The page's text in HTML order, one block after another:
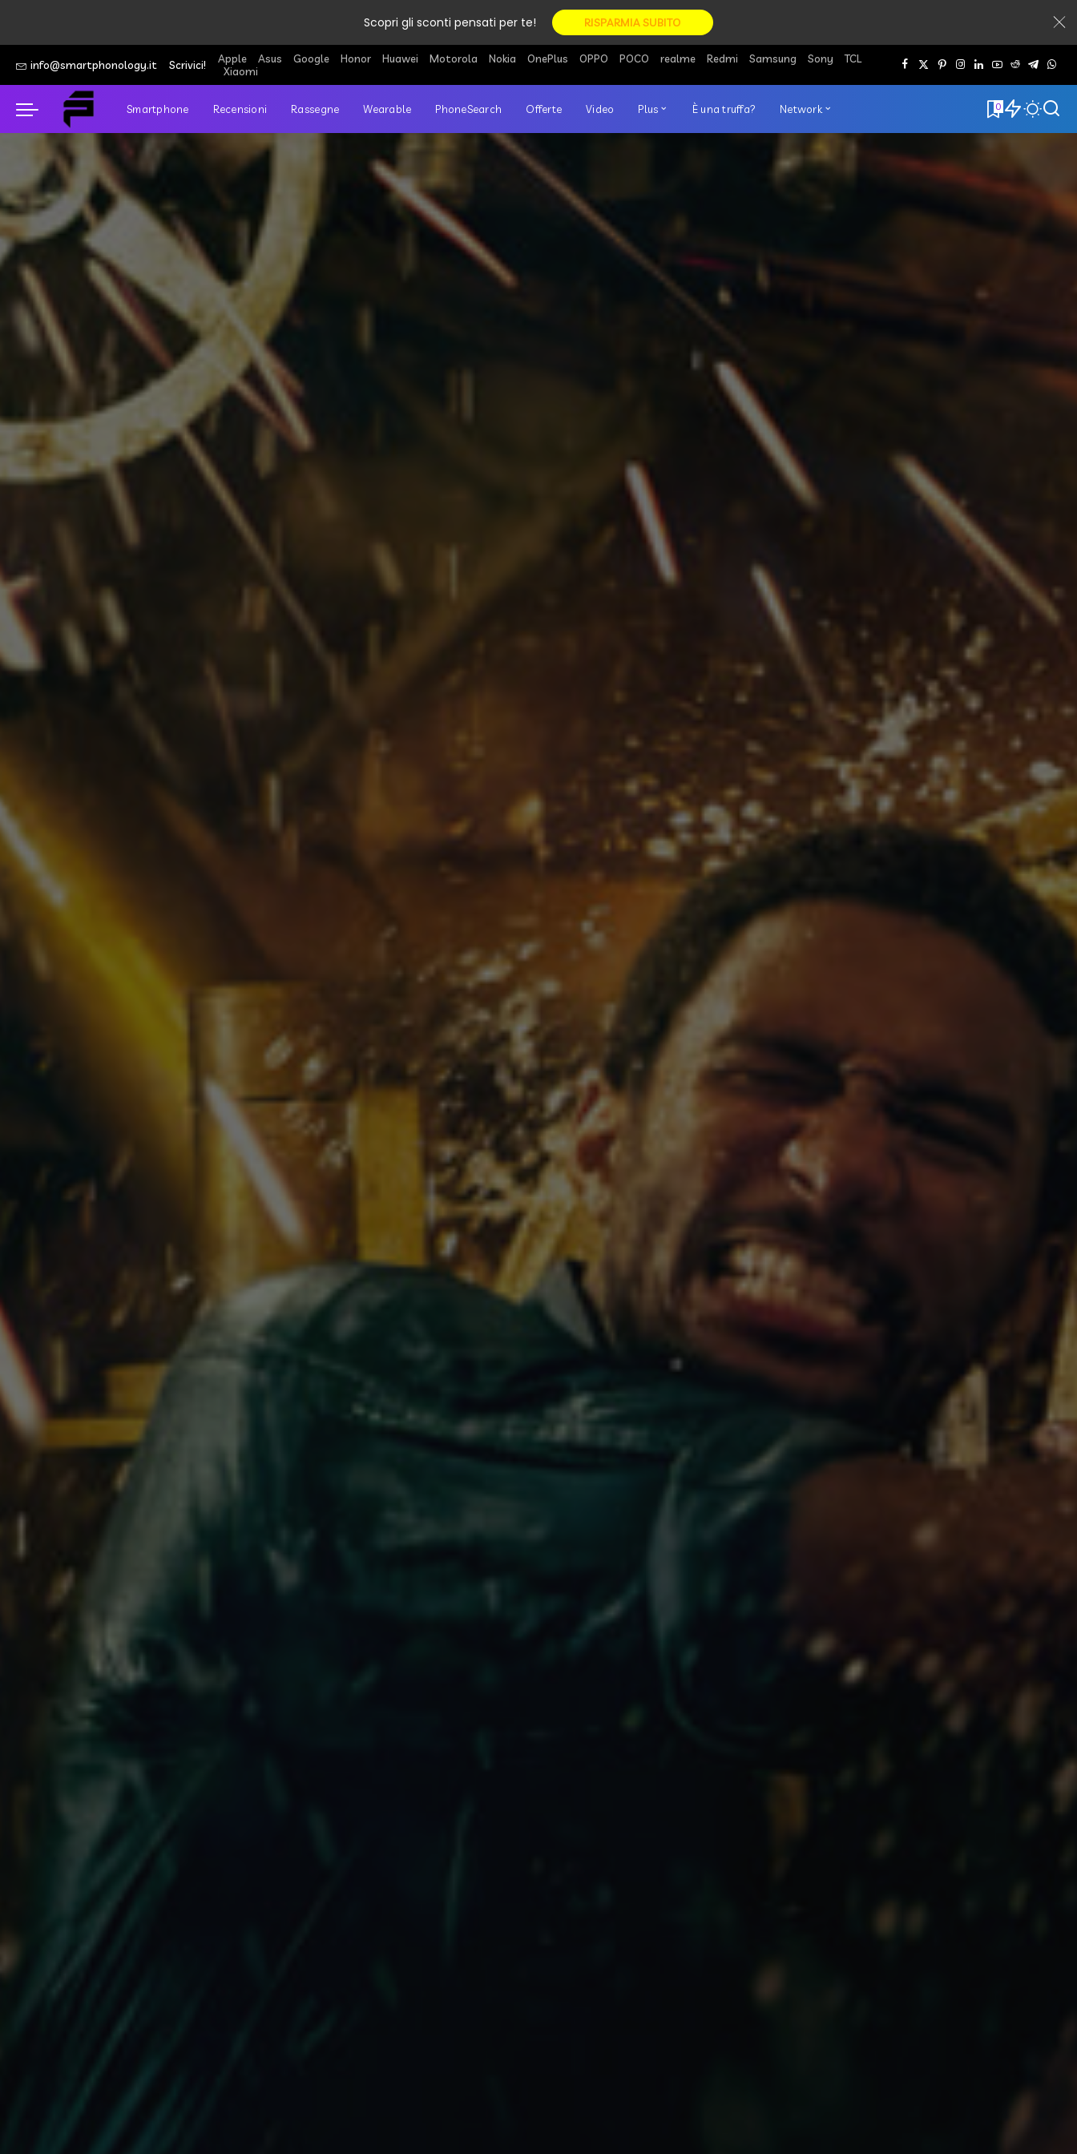
Scopri gli sconti pensati per te! RISPARMIA SUBITO
info@smartphonology.it Scrivici! Apple Asus Google Honor Huawei Motorola Nokia OnePlus OPPO POCO realme Redmi Samsung Sony
TCL
Xiaomi
Smartphone Recensioni Rassegne Wearable PhoneSearch Offerte Video Plus È una truffa? Network 0